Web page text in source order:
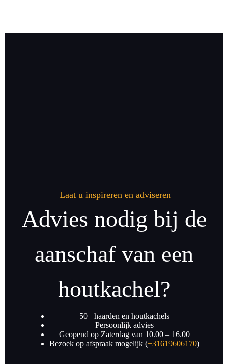
Laat u inspireren en adviseren
Advies nodig bij de
aanschaf van een
houtkachel?
50+ haarden en houtkachels
Persoonlijk advies
Geopend op Zaterdag van 10.00 – 16.00
Bezoek op afspraak mogelijk (+31619606170)